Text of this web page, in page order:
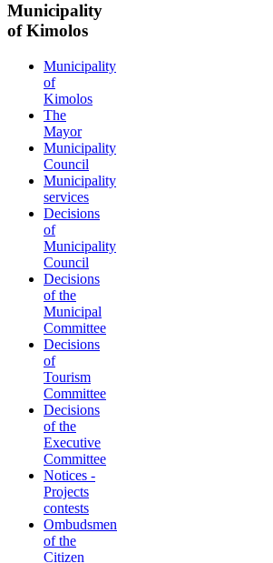
Municipality
of Kimolos
Municipality
of
Kimolos
The
Mayor
Municipality
Council
Municipality
services
Decisions
of
Municipality
Council
Decisions
of the
Municipal
Committee
Decisions
of
Tourism
Committee
Decisions
of the
Executive
Committee
Notices -
Projects
contests
Ombudsmen
of the
Citizen